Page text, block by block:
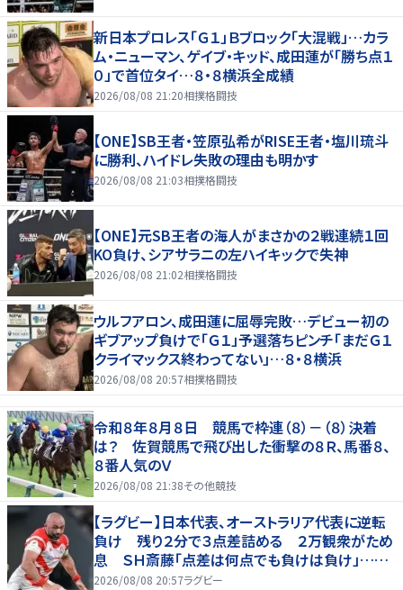
新日本プロレス「Ｇ１」Ｂブロック「大混戦」…カラ
ム・ニューマン、ゲイブ・キッド、成田蓮が「勝ち点１
０」で首位タイ…８・８横浜全成績
2026/08/08 21:20相撲格闘技
【ONE】SB王者・笠原弘希がRISE王者・塩川琉斗
に勝利、ハイドレ失敗の理由も明かす
2026/08/08 21:03相撲格闘技
【ONE】元SB王者の海人がまさかの２戦連続１回
KO負け、シアサラニの左ハイキックで失神
2026/08/08 21:02相撲格闘技
ウルフアロン、成田蓮に屈辱完敗…デビュー初の
ギブアップ負けで「Ｇ１」予選落ちピンチ「まだＧ１
クライマックス終わってない」…８・８横浜
2026/08/08 20:57相撲格闘技
令和８年８月８日 競馬で枠連（８）－（８）決着
は？ 佐賀競馬で飛び出した衝撃の８Ｒ、馬番８、
８番人気のＶ
2026/08/08 21:38その他競技
【ラグビー】日本代表、オーストラリア代表に逆転
負け 残り２分で３点差詰める ２万観衆がため
息 ＳＨ斎藤「点差は何点でも負けは負け」…前
半にＳＯ伊藤龍が先制トライ、３２ー３５で惜敗
2026/08/08 20:57ラグビー